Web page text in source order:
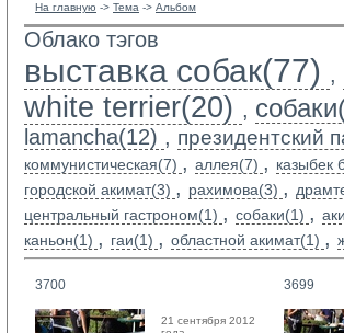
На главную -> Тема -> Альбом
Облако тэгов
выставка собак(77) ,
white terrier(20) ,
lamancha(12) , президентский
коммунистическая(7) , аллея(7) , казыбек
городской акимат(3) , рахимова(3) ,
центральный гастроном(1) , собаки(1) ,
каньон(1) , гаи(1) , областной акимат(1) ,
3700
21 сентября 2012
3699